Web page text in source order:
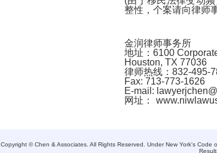
整性，个案请向律师
金润律师事务所
地址： 6100
Houston, TX 77036
律师热线： 832-495-
Fax: 713-773-1626
E-mail:
网址：
Copyright © Chen & Associates. All Rights Reserved. Under New York's